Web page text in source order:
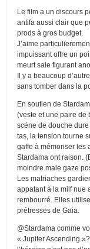
Le film a un discours
antifa aussi clair que
prods à gros budget.
J’aime
impuissant offre un
meurt sale figurant
Il y a beaucoup
sans tomber dans la
En soutien de
(veste et une paire de
scéne de douche
tas, la tension tourne
gaffe à mémoriser les
Stardama ont raison.
moindre male gaze
Les matriaches
appatant à la milf nue
rembourré. Elles
prétresses de Gaia.
@Stardama comme
« Jupiter Ascending